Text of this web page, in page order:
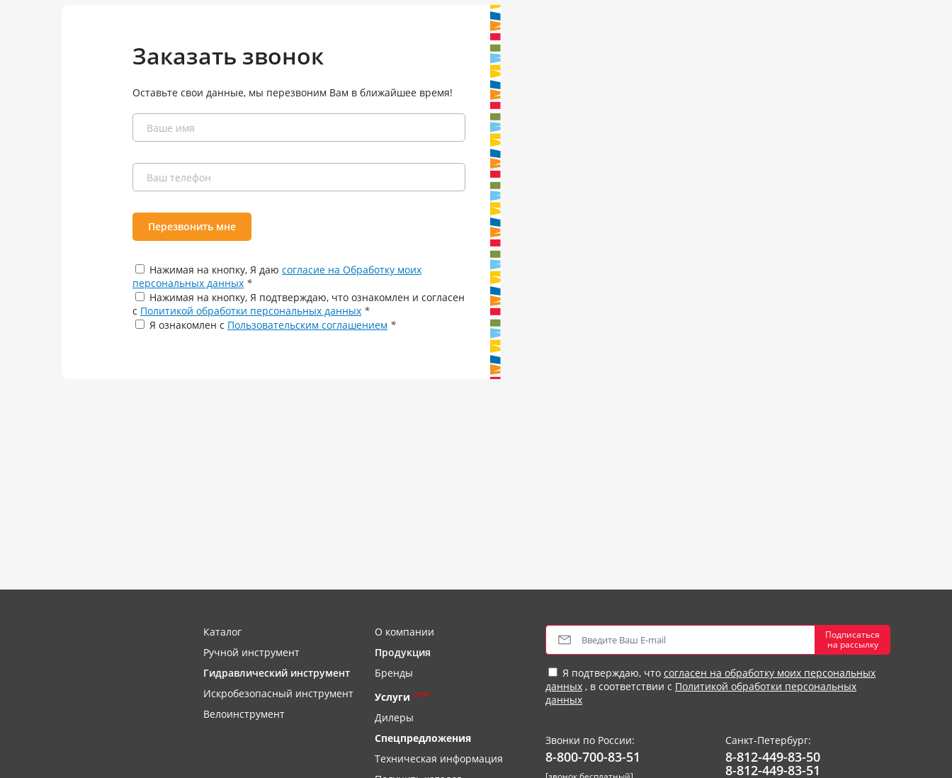
Заказать звонок
Оставьте свои данные, мы перезвоним Вам в ближайшее время!
Перезвонить мне
Нажимая на кнопку, Я даю согласие на Обработку моих
персональных данных *
Нажимая на кнопку, Я подтверждаю, что ознакомлен и согласен
с Политикой обработки персональных данных *
Я ознакомлен с Пользовательским соглашением *
Каталог
Ручной инструмент
Гидравлический инструмент
Искробезопасный инструмент
Велоинструмент
О компании
Продукция
Бренды
Услуги new
Дилеры
Спецпредложения
Техническая информация
Подписаться
на рассылку
Я подтверждаю, что согласен на обработку моих персональных
данных , в соответствии с Политикой обработки персональных
данных
Звонки по России:
8-800-700-83-51
Санкт-Петербург:
8-812-449-83-50
8-812-449-83-51